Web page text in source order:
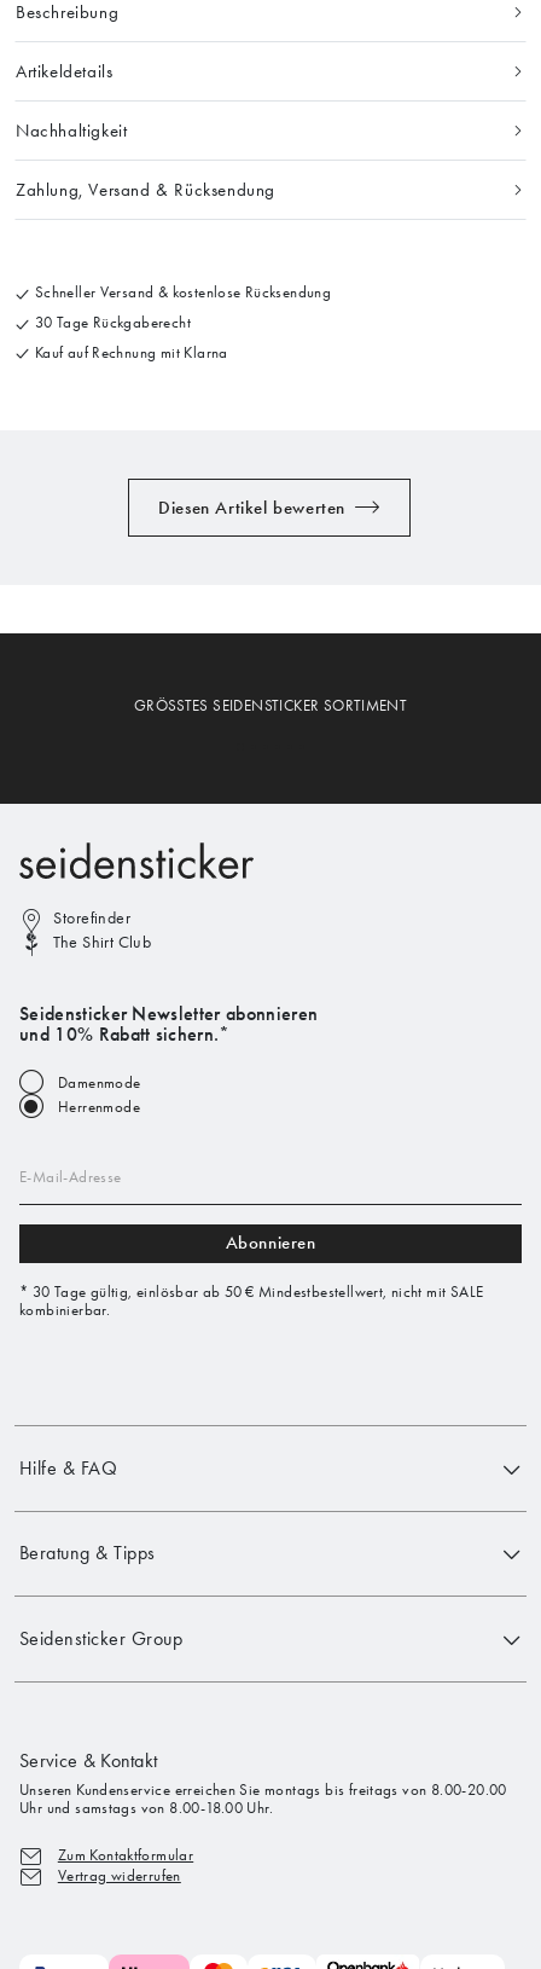
Beschreibung
Artikeldetails
Nachhaltigkeit
Zahlung, Versand & Rücksendung
Schneller Versand & kostenlose Rücksendung
30 Tage Rückgaberecht
Kauf auf Rechnung mit Klarna
Diesen Artikel bewerten
GRÖSSTES SEIDENSTICKER SORTIMENT
Storefinder
The Shirt Club
Seidensticker Newsletter abonnieren
und 10% Rabatt sichern.*
Damenmode
Herrenmode
E-Mail-Adresse
Abonnieren
* 30 Tage gültig, einlösbar ab 50 € Mindestbestellwert, nicht mit SALE
kombinierbar.
Hilfe & FAQ
Beratung & Tipps
Seidensticker Group
Service & Kontakt
Unseren Kundenservice erreichen Sie montags bis freitags von 8.00-20.00
Uhr und samstags von 8.00-18.00 Uhr.
Zum Kontaktformular
Vertrag widerrufen